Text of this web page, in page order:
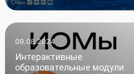
09.08.2024
Интерактивные
образовательные модули